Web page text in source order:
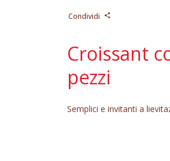
Condividi
Croissant
pezzi
Semplici e invitanti a